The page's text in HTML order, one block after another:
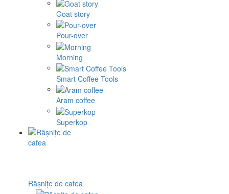
Goat story
Pour-over
Morning
Smart Coffee Tools
Aram coffee
Superkop
Râșnițe de cafea